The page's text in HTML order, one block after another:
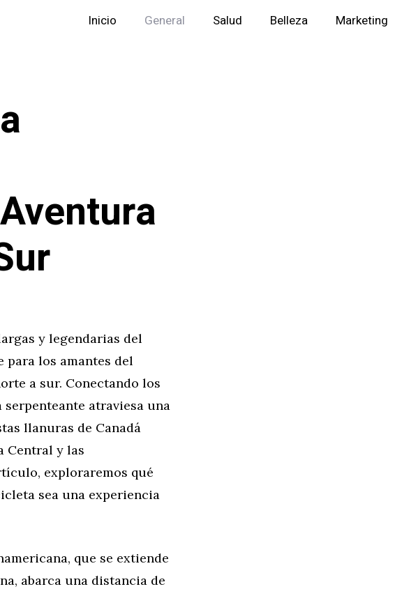
Inicio General Salud Belleza Marketing
y legendarias del
para los amantes del
a sur. Conectando los
atraviesa una
llanuras de Canadá
Central y las
exploraremos qué
sea una experiencia
que se extiende
abarca una distancia de